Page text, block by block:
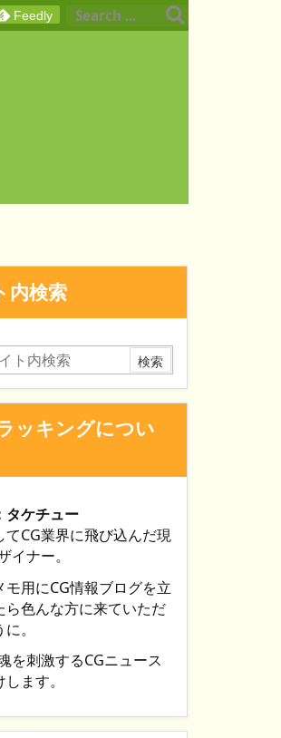
Feedly
内検索
ッキングについ
タケチュー
てCG業界に飛び込んだ現
イナー。
モ用にCG情報ブログを立
ら色んな方に来ていただ
。
を刺激するCGニュース
ます。